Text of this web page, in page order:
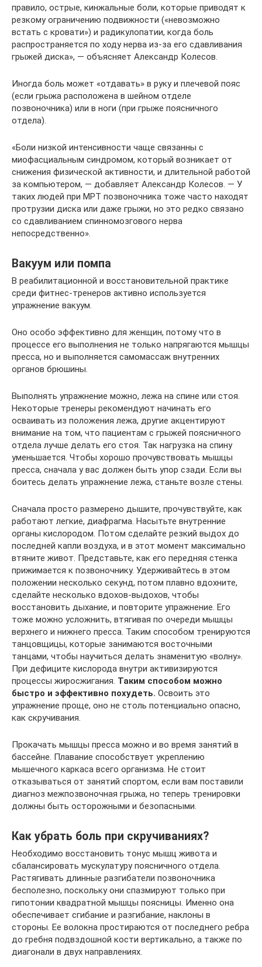
правило, острые, кинжальные боли, которые приводят к
резкому ограничению подвижности («невозможно
встать с кровати») и радикулопатии, когда боль
распространяется по ходу нерва из-за его сдавливания
грыжей диска», — объясняет Александр Колесов.
Иногда боль может «отдавать» в руку и плечевой пояс
(если грыжа расположена в шейном отделе
позвоночника) или в ноги (при грыже поясничного
отдела).
«Боли низкой интенсивности чаще связанны с
миофасциальным синдромом, который возникает от
снижения физической активности, и длительной работой
за компьютером, — добавляет Александр Колесов. — У
таких людей при МРТ позвоночника тоже часто находят
протрузии диска или даже грыжи, но это редко связано
со сдавливанием спинномозгового нерва
непосредственно».
Вакуум или помпа
В реабилитационной и восстановительной практике
среди фитнес-тренеров активно используется
упражнение вакуум.
Оно особо эффективно для женщин, потому что в
процессе его выполнения не только напрягаются мышцы
пресса, но и выполняется самомассаж внутренних
органов брюшины.
Выполнять упражнение можно, лежа на спине или стоя.
Некоторые тренеры рекомендуют начинать его
осваивать из положения лежа, другие акцентируют
внимание на том, что пациентам с грыжей поясничного
отдела лучше делать его стоя. Так нагрузка на спину
уменьшается. Чтобы хорошо прочувствовать мышцы
пресса, сначала у вас должен быть упор сзади. Если вы
боитесь делать упражнение лежа, станьте возле стены.
Сначала просто размерено дышите, прочувствуйте, как
работают легкие, диафрагма. Насытьте внутренние
органы кислородом. Потом сделайте резкий выдох до
последней капли воздуха, и в этот момент максимально
втяните живот. Представьте, как его передняя стенка
прижимается к позвоночнику. Удерживайтесь в этом
положении несколько секунд, потом плавно вдохните,
сделайте несколько вдохов-выдохов, чтобы
восстановить дыхание, и повторите упражнение. Его
тоже можно усложнить, втягивая по очереди мышцы
верхнего и нижнего пресса. Таким способом тренируются
танцовщицы, которые занимаются восточными
танцами, чтобы научиться делать знаменитую «волну».
При дефиците кислорода внутри активизируются
процессы жиросжигания. Таким способом можно
быстро и эффективно похудеть. Освоить это
упражнение проще, оно не столь потенциально опасно,
как скручивания.
Прокачать мышцы пресса можно и во время занятий в
бассейне. Плавание способствует укреплению
мышечного каркаса всего организма. Не стоит
отказываться от занятий спортом, если вам поставили
диагноз межпозвоночная грыжа, но теперь тренировки
должны быть осторожными и безопасными.
Как убрать боль при скручиваниях?
Необходимо восстановить тонус мышц живота и
сбалансировать мускулатуру поясничного отдела.
Растягивать длинные разгибатели позвоночника
бесполезно, поскольку они спазмируют только при
гипотонии квадратной мышцы поясницы. Именно она
обеспечивает сгибание и разгибание, наклоны в
стороны. Ее волокна простираются от последнего ребра
до гребня подвздошной кости вертикально, а также по
диагонали в двух направлениях.